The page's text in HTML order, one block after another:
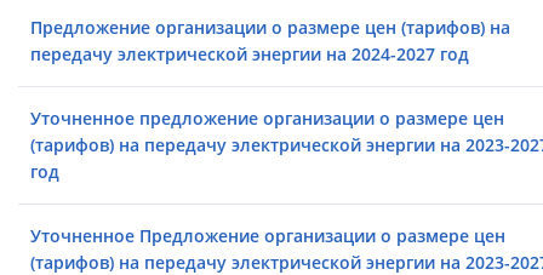
Предложение организации о размере цен (тарифов) на
передачу электрической энергии на 2024-2027 год
Уточненное предложение организации о размере цен
(тарифов) на передачу электрической энергии на 2023-
год
Уточненное Предложение организации о размере цен
(тарифов) на передачу электрической энергии на 2023-